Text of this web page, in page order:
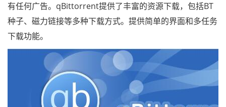
有任何广告。qBittorrent提供了丰富的资源下载，包括BT
种子、磁力链接等多种下载方式。提供简单的界面和多任务
下载功能。